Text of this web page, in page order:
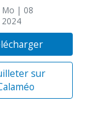
Mo | 08
sur